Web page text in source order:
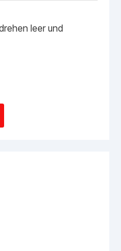
leer und